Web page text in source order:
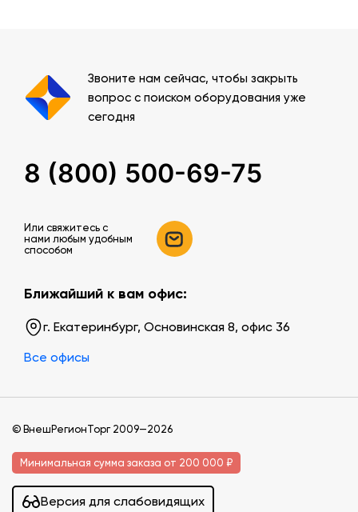
Звоните нам сейчас, чтобы закрыть
вопрос с поиском оборудования уже
сегодня
8 (800) 500-69-75
Или свяжитесь c
нами любым удобным
способом
Ближайший к вам офис:
г. Екатеринбург, Основинская 8, офис 36
Все офисы
© ВнешРегионТорг 2009—2026
Минимальная сумма заказа от 200 000 ₽
Версия для слабовидящих